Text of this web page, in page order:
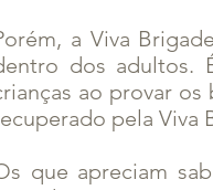
a Viva
dos adultos.
ao provar
pela Viva
que apreciam